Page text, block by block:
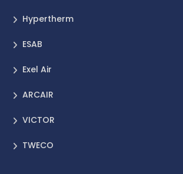
Hypertherm
ESAB
Exel Air
ARCAIR
VICTOR
TWECO